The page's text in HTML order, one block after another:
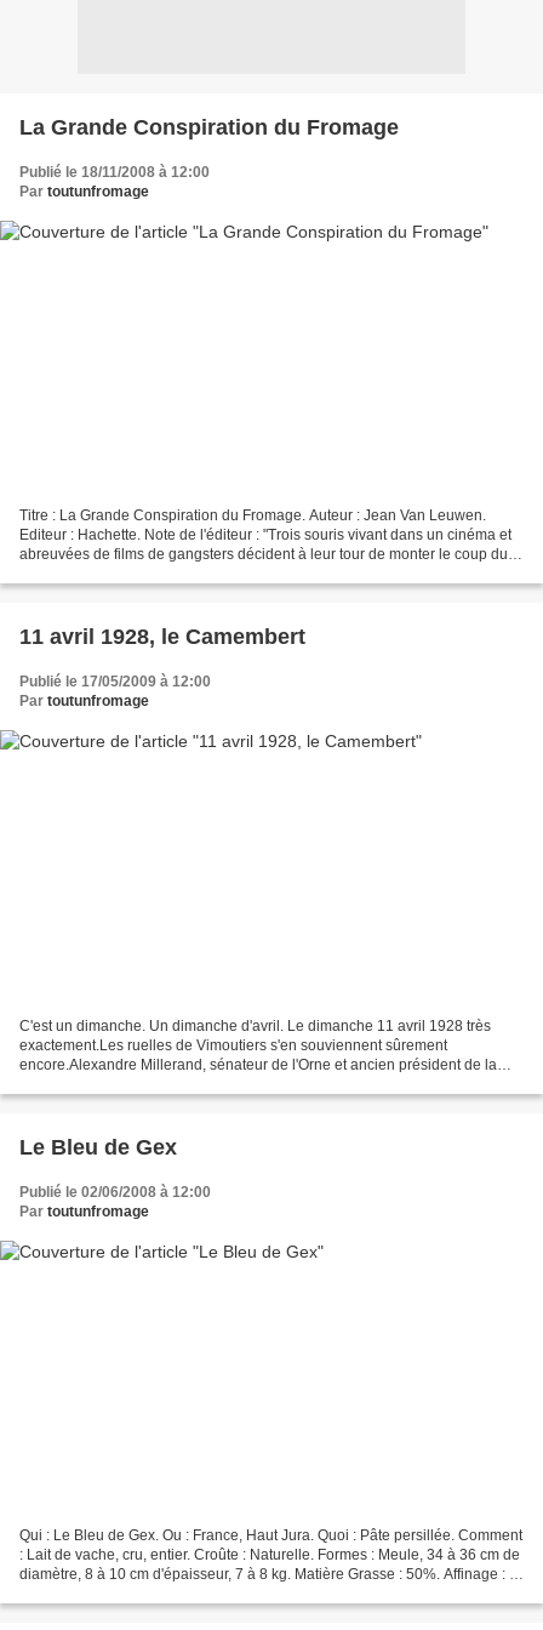
La Grande Conspiration du Fromage
Publié le 18/11/2008 à 12:00
Par toutunfromage
Titre : La Grande Conspiration du Fromage. Auteur : Jean Van Leuwen.
Editeur : Hachette. Note de l'éditeur : "Trois souris vivant dans un cinéma et
abreuvées de films de gangsters décident à leur tour de monter le coup du
11 avril 1928, le Camembert
Publié le 17/05/2009 à 12:00
Par toutunfromage
C'est un dimanche. Un dimanche d'avril. Le dimanche 11 avril 1928 très
exactement.Les ruelles de Vimoutiers s'en souviennent sûrement
encore.Alexandre Millerand, sénateur de l'Orne et ancien président de la
Le Bleu de Gex
Publié le 02/06/2008 à 12:00
Par toutunfromage
Qui : Le Bleu de Gex. Ou : France, Haut Jura. Quoi : Pâte persillée. Comment
: Lait de vache, cru, entier. Croûte : Naturelle. Formes : Meule, 34 à 36 cm de
diamètre, 8 à 10 cm d'épaisseur, 7 à 8 kg. Matière Grasse : 50%. Affinage : 3